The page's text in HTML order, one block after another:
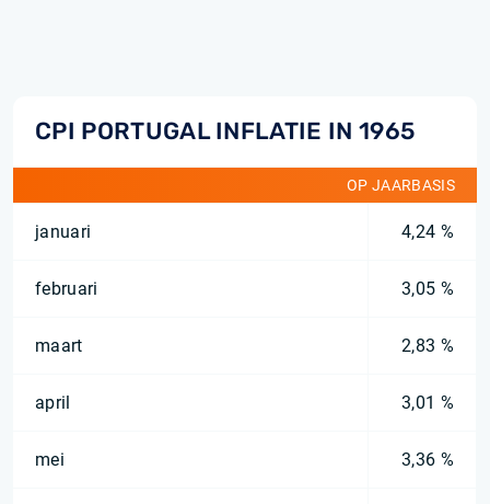
CPI PORTUGAL INFLATIE IN 1965
OP JAARBASIS
januari 4,24 %
februari 3,05 %
maart 2,83 %
april 3,01 %
mei 3,36 %